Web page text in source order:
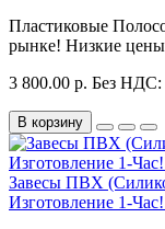
Пластиковые
рынке! Низкие
3 800.00 р. Без НДС:
В корзину
Завесы ПВХ
Изготовление 1-